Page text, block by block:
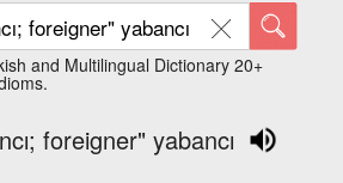
and Multilingual Dictionary 20+
foreigner" yabancı